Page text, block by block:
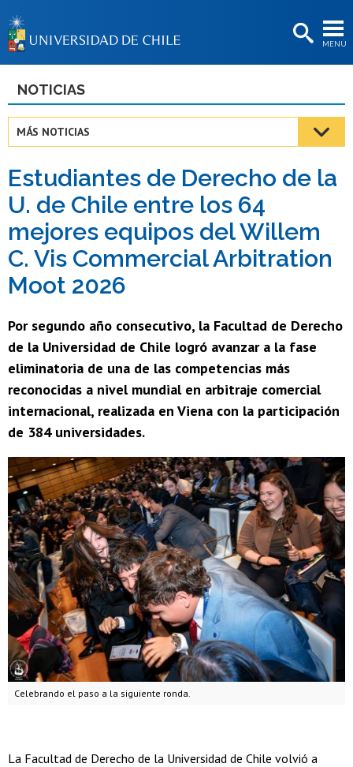
MENÚ
BIBLIOTECAS
Estudiantes
Académicas/os
Funcionarias/os
Egresadas/os
NOTICIAS
MÁS NOTICIAS
Estudiantes de Derecho de la
U. de Chile entre los 64
mejores equipos del Willem
C. Vis Commercial Arbitration
Moot 2026
Por segundo año consecutivo, la Facultad de Derecho
de la Universidad de Chile logró avanzar a la fase
eliminatoria de una de las competencias más
reconocidas a nivel mundial en arbitraje comercial
internacional, realizada en Viena con la participación
de 384 universidades.
Celebrando el paso a la siguiente ronda.
La Facultad de Derecho de la Universidad de Chile volvió a